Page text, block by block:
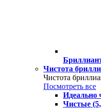
Чистота
Чистота
Посмотреть все
Идеально
Чистые